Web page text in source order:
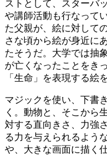
ストとして、スターバ
や講師活動も行なって
た父親が、絵に対して
さな頃から絵が身近に
たそうだ。大学では抽
が亡くなったことをき
「生命」を表現する絵
マジックを使い、下書
く。動物と、そこから
対する直向きさ、力強
る力を与えられるよう
や、大きな画面に描く